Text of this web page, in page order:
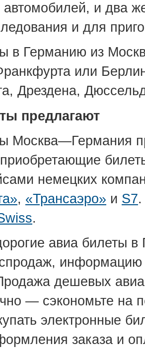
автомобилей, и два
и для
в Германию из
или
Дрездена,
предлагают
Москва—Германия
немецких
, «Трансаэро» и S7
.
авиа билеты
дешевых
— сэкономьте на
электронные
заказа и